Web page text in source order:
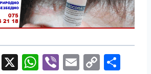
T X W Vi E C